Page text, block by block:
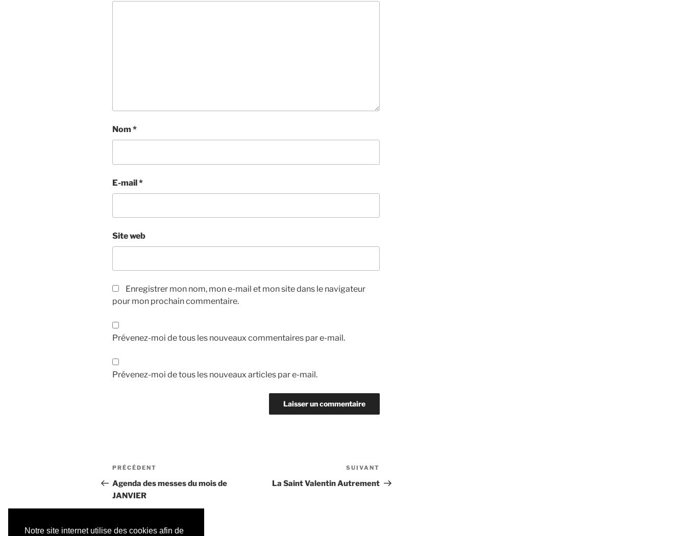
Nom *
E-mail*
Site web
Enregistrer mon nom, mon e-mail et mon site dans le navigateur
pour mon prochain commentaire.
Prévenez-moi de tous les nouveaux commentaires par e-mail.
Prévenez-moi de tous les nouveaux articles par e-mail.
Navigation
de
l’article
Article
précédent
PRÉCÉDENT
Agenda des messes du mois de
JANVIER
suivant
SUIVANT
La Saint Valentin Autrement
Notre site internet utilise des cookies afin de